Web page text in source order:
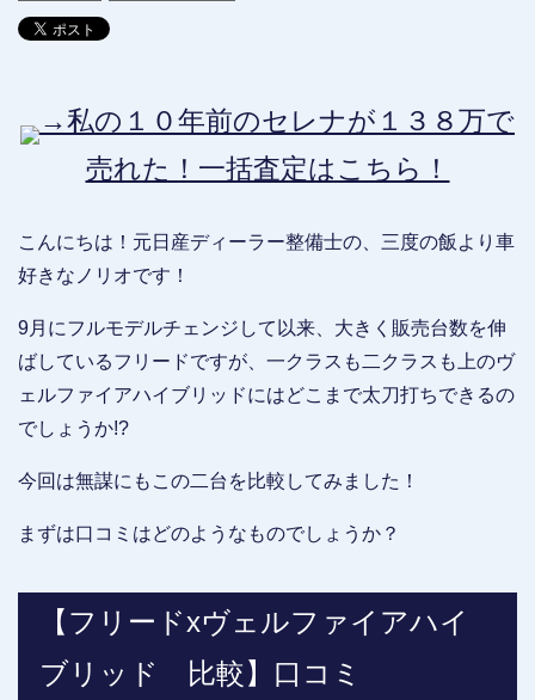
→私の１０年前のセレナが１３８万で
売れた！一括査定はこちら！
こんにちは！元日産ディーラー整備士の、三度の飯より車
好きなノリオです！
9月にフルモデルチェンジして以来、大きく販売台数を伸
ばしているフリードですが、一クラスも二クラスも上のヴ
ェルファイアハイブリッドにはどこまで太刀打ちできるの
でしょうか!?
今回は無謀にもこの二台を比較してみました！
まずは口コミはどのようなものでしょうか？
【フリードxヴェルファイアハイ
ブリッド 比較】口コミ